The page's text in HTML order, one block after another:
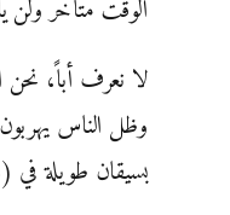
الوقت متأخرٌ ولن
لا نعرف أباً، نحن
وظل الناس
بسيقان طويلة